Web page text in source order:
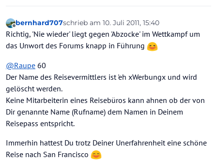
Offline
bernhard707schrieb am 10. Juli 2011, 15:40
zuletzt editiert von
Richtig, 'Nie wieder' liegt gegen 'Abzocke' im Wettkampf um
das Unwort des Forums knapp in Führung
@Raupe 60
Der Name des Reisevermittlers ist 'eh xWerbungx und wird
gelöscht werden.
Keine Mitarbeiterin eines Reisebüros kann ahnen ob der von
Dir genannte Name (Rufname) dem Namen in Deinem
Reisepass entspricht.
Immerhin hattest Du trotz Deiner Unerfahrenheit eine schöne
Reise nach San Francisco